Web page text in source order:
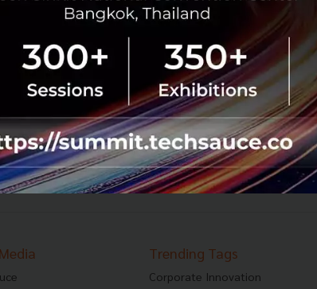
คนพิการ (พก.) กระทรวงการพัฒนาสังคมและความมั่นคงของ
มนุษย์ และภาคีเครือข่ายขนส่งมวลชนทุกคนต้องขึ้นได้ (T4A)
จัดงานเปิดตัวบริการ แก...
PR News Grab GrabAssist Grab ประเทศไทย
987 988 ... 1066 1067 ›
Trending Tags
Corporate Innovation